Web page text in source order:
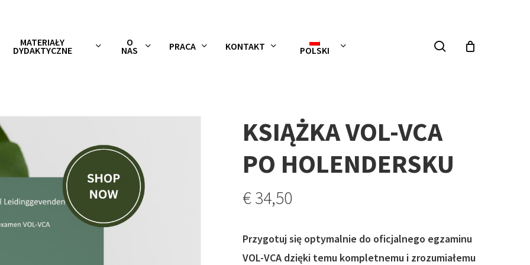
MATERIAŁY
DYDAKTYCZNE
O
NAS PRACA KONTAKT POLSKI szukaj
KSIĄŻKA VOL-VCA
PO HOLENDERSKU
€34,50
Przygotuj się optymalnie do oficjalnego egzaminu
VOL-VCA dzięki temu kompletnemu i zrozumiałemu